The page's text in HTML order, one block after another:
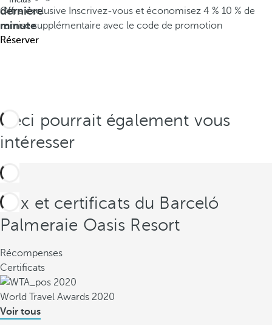
dernière
minute
Offre exclusive Inscrivez-vous et économisez 4 % 10 % de
remise supplémentaire avec le code de promotion
Réserver
Ceci pourrait également vous
intéresser
Prix et certificats du Barceló
Palmeraie Oasis Resort
Récompenses
Certificats
World Travel Awards 2020
Voir tous